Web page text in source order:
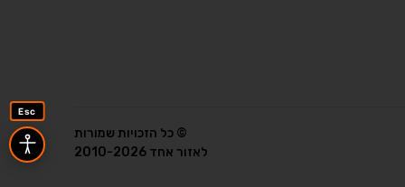
© כל הזכויות שמורות
לאזור אחד 2010-2026
Esc